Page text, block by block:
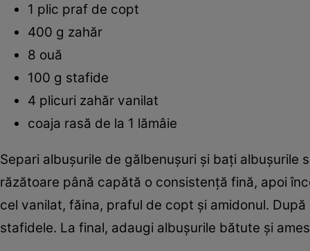
1 plic praf de copt
400 g zahăr
8 ouă
100 g stafide
4 plicuri zahăr vanilat
coaja rasă de la 1 lămâie
Separi albuşurile de gălbenuşuri şi baţi
răzătoare până capătă o consistenţă fină, apoi
cel vanilat, făina, praful de copt şi amidonul.
stafidele. La final, adaugi albuşurile bătute şi